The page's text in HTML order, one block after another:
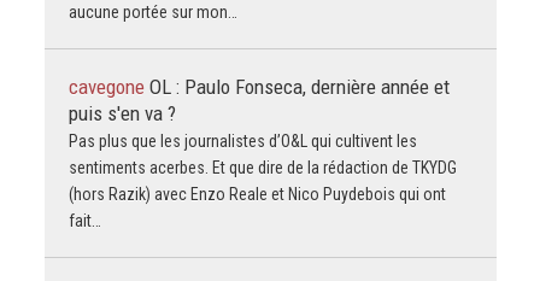
aucune portée sur mon…
cavegone OL : Paulo Fonseca, dernière année et
puis s'en va ?
Pas plus que les journalistes d’O&L qui cultivent les
sentiments acerbes. Et que dire de la rédaction de TKYDG
(hors Razik) avec Enzo Reale et Nico Puydebois qui ont
fait…